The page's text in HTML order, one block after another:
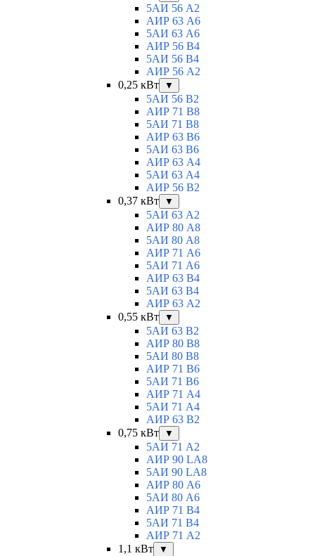
5АИ 56 A2
АИР 63 А6
5АИ 63 A6
АИР 56 В4
5АИ 56 В4
АИР 56 А2
0,25 кВт
▼
5АИ 56 B2
АИР 71 В8
5АИ 71 B8
АИР 63 B6
5АИ 63 B6
АИР 63 А4
5АИ 63 A4
АИР 56 В2
0,37 кВт
▼
5АИ 63 A2
АИР 80 А8
5АИ 80 A8
АИР 71 А6
5АИ 71 A6
АИР 63 B4
5АИ 63 B4
АИР 63 А2
0,55 кВт
▼
5АИ 63 B2
АИР 80 B8
5АИ 80 В8
АИР 71 В6
5АИ 71 B6
АИР 71 А4
5АИ 71 A4
АИР 63 B2
0,75 кВт
▼
5АИ 71 A2
АИР 90 LA8
5АИ 90 LA8
АИР 80 А6
5АИ 80 A6
АИР 71 В4
5АИ 71 B4
АИР 71 A2
1,1 кВт
▼